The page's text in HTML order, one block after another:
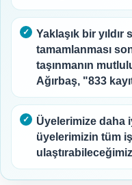
Yaklaşık bir yıldır
tamamlanması
taşınmanın
Ağırbaş, "833
Üyelerimize daha
üyelerimizin tüm